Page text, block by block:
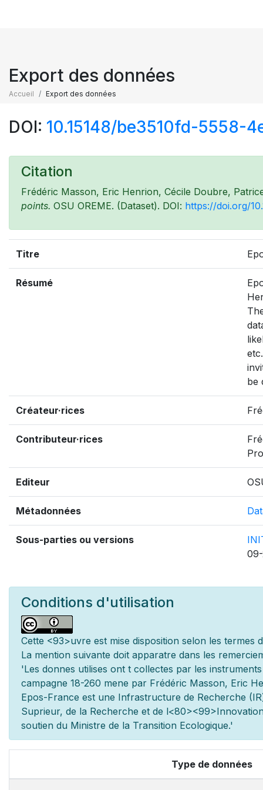
Export des données
Accueil Export des données
DOI: 10.15148/be3510fd-5558-
Citation
Frédéric Masson, Eric Henrion, Cécile Doubre,
points. OSU OREME. (Dataset). DOI: https://doi.org/
Titre
Résumé
be
Créateur·rices
Contributeur·rices
Editeur
Métadonnées
Sous-parties ou versions
Conditions d'utilisation
Cette <93>uvre est mise disposition selon les termes
La mention suivante doit apparatre dans les
'Les donnes utilises ont t collectes par les
campagne 18-260 mene par Frédéric Masson, Eric
Epos-France est une Infrastructure de Recherche
Suprieur, de la Recherche et de l
soutien du Ministre de la Transition Ecologique.'
Type de données